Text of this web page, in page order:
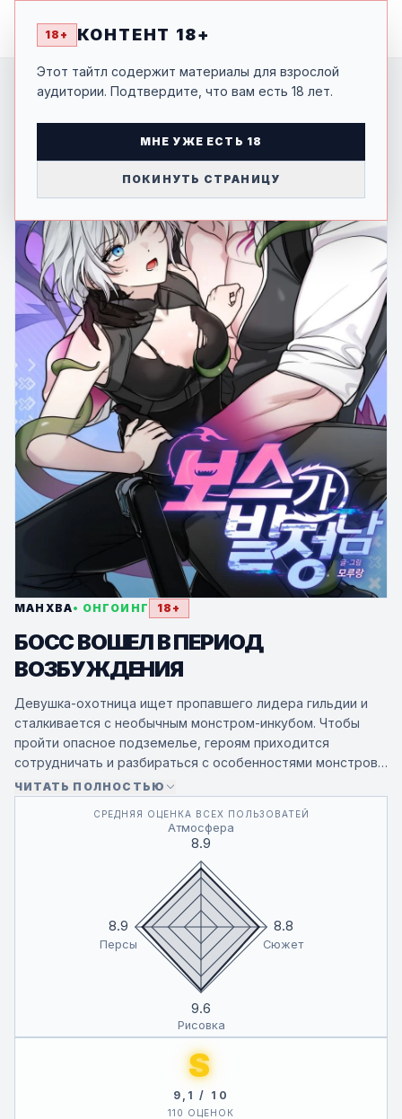
MANGA -SHI
18+ КОНТЕНТ 18+
Этот тайтл содержит материалы для взрослой
аудитории. Подтвердите, что вам есть 18 лет.
МНЕ УЖЕ ЕСТЬ 18
ПОКИНУТЬ СТРАНИЦУ
МАНХВА• ОНГОИНГ 18+
БОСС ВОШЕЛ В ПЕРИОД
ВОЗБУЖДЕНИЯ
Девушка-охотница ищет пропавшего лидера гильдии и
сталкивается с необычным монстром-инкубом. Чтобы
пройти опасное подземелье, героям приходится
сотрудничать и разбираться с особенностями монстров
и боссов. История сочетает экшен, юмор и
романтическое напряжение.
ЧИТАТЬ ПОЛНОСТЬЮ
СРЕДНЯЯ ОЦЕНКА ВСЕХ ПОЛЬЗОВАТЕЙ
8.9
8.8
9.6
8.9
Атмосфера
Сюжет
Рисовка
Персы
S
9,1 / 10
110 ОЦЕНОК